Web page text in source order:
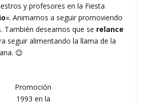
y profesores en la Fiesta
«. Animamos a seguir promoviendo
También deseamos que se relance
seguir alimentando la llama de la
😉
Promoción
1993 en la